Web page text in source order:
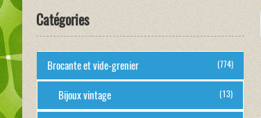
Catégories
Brocante et vide-grenier (774)
Bijoux vintage (13)